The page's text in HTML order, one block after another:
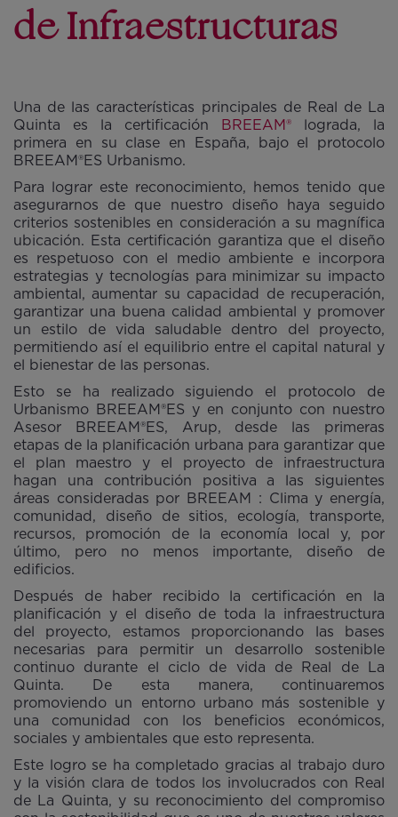
de Infraestructuras
Una de las características principales de Real de La
Quinta es la certificación
BREEAM® lograda, la
primera en su clase en España, bajo el protocolo
BREEAM®ES Urbanismo.
Para lograr este reconocimiento, hemos tenido que
asegurarnos de que nuestro diseño haya seguido
criterios sostenibles en consideración a su magnífica
ubicación. Esta certificación garantiza que el diseño
es respetuoso con el medio ambiente e incorpora
estrategias y tecnologías para minimizar su impacto
ambiental, aumentar su capacidad de recuperación,
garantizar una buena calidad ambiental y promover
un estilo de vida saludable dentro del proyecto,
permitiendo así el equilibrio entre el capital natural y
el bienestar de las personas.
Esto se ha realizado siguiendo el protocolo de
Urbanismo BREEAM®ES y en conjunto con nuestro
Asesor BREEAM®ES, Arup, desde las primeras
etapas de la planificación urbana para garantizar que
el plan maestro y el proyecto de infraestructura
hagan una contribución positiva a las siguientes
áreas consideradas por BREEAM : Clima y energía,
comunidad, diseño de sitios, ecología, transporte,
recursos, promoción de la economía local y, por
último, pero no menos importante, diseño de
edificios.
Después de haber recibido la certificación en la
planificación y el diseño de toda la infraestructura
del proyecto, estamos proporcionando las bases
necesarias para permitir un desarrollo sostenible
continuo durante el ciclo de vida de Real de La
Quinta. De esta manera, continuaremos
promoviendo un entorno urbano más sostenible y
una comunidad con los beneficios económicos,
sociales y ambientales que esto representa.
Este logro se ha completado gracias al trabajo duro
y la visión clara de todos los involucrados con Real
de La Quinta, y su reconocimiento del compromiso